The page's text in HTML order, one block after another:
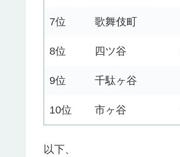
7位 歌舞伎町
8位 四ツ谷
9位 千駄ヶ谷
10位 市ヶ谷
以下、